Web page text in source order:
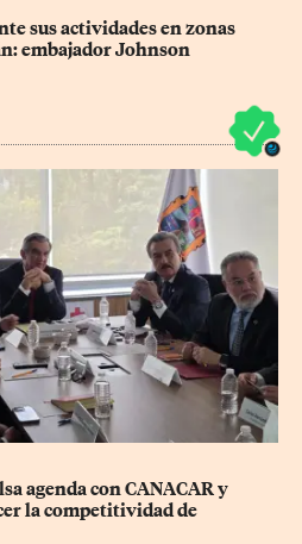
sus actividades en zonas
embajador Johnson
agenda con CANACAR y
la competitividad de